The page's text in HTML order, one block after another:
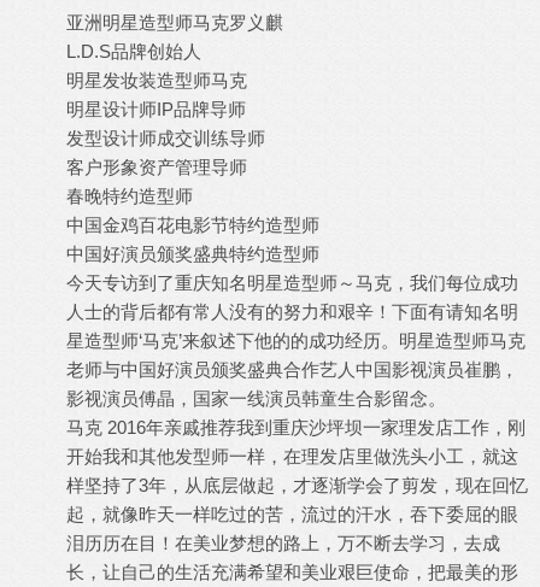
亚洲明星造型师马克罗义麒
L.D.S品牌创始人
明星发妆装造型师马克
明星设计师IP品牌导师
发型设计师成交训练导师
客户形象资产管理导师
春晚特约造型师
中国金鸡百花电影节特约造型师
中国好演员颁奖盛典特约造型师
今天专访到了重庆知名明星造型师～马克，我们每位成功
人士的背后都有常人没有的努力和艰辛！下面有请知名明
星造型师‘马克’来叙述下他的的成功经历。明星造型师马克
老师与中国好演员颁奖盛典合作艺人中国影视演员崔鹏，
影视演员傅晶，国家一线演员韩童生合影留念。
马克 2016年亲戚推荐我到重庆沙坪坝一家理发店工作，刚
开始我和其他发型师一样，在理发店里做洗头小工，就这
样坚持了3年，从底层做起，才逐渐学会了剪发，现在回忆
起，就像昨天一样吃过的苦，流过的汗水，吞下委屈的眼
泪历历在目！在美业梦想的路上，万不断去学习，去成
长，让自己的生活充满希望和美业艰巨使命，把最美的形